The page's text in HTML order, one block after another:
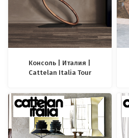
Консоль | Италия |
Cattelan Italia Tour